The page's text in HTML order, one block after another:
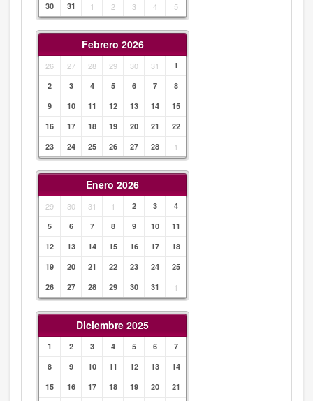
30
31 1 2 3 4 5
Febrero 2026
26 27 28 29 30 31
1
2
3 4 5 6 7
8
9
10 11 12 13 14
15
16
17 18 19 20 21
22
23
24 25 26 27 28 1
Enero 2026
29 30 31 1 2 3
4
5
6 7 8 9 10
11
12
13 14 15 16 17
18
19
20 21 22 23 24
25
26
27 28 29 30 31 1
Diciembre 2025
1 2 3 4 5 6
7
8
9 10 11 12 13
14
15
16 17 18 19 20
21